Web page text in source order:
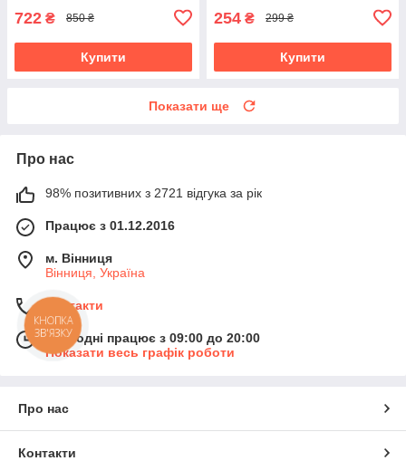
722 ₴ 850 ₴
Купити
254 ₴ 299 ₴
Купити
Показати ще
Про нас
98% позитивних з 2721 відгука за рік
Працює з 01.12.2016
м. Вінниця
Вінниця, Україна
Контакти
Сьогодні працює з 09:00 до 20:00
Показати весь графік роботи
Про нас
Контакти
КНОПКА
ЗВ'ЯЗКУ